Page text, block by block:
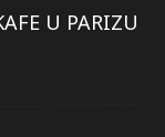
U PARIZU